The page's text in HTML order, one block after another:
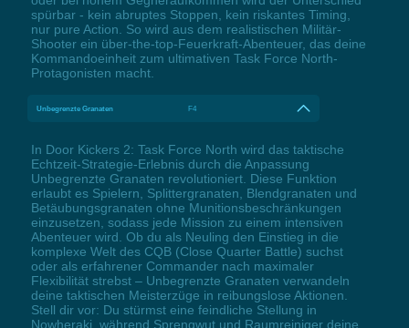
spürbar - kein abruptes Stoppen, kein riskantes Timing,
nur pure Action. So wird aus dem realistischen Militär-
Shooter ein über-the-top-Feuerkraft-Abenteuer, das deine
Kommandoeinheit zum ultimativen Task Force North-
Protagonisten macht.
Unbegrenzte Granaten F4
In Door Kickers 2: Task Force North wird das taktische
Echtzeit-Strategie-Erlebnis durch die Anpassung
Unbegrenzte Granaten revolutioniert. Diese Funktion
erlaubt es Spielern, Splittergranaten, Blendgranaten und
Betäubungsgranaten ohne Munitionsbeschränkungen
einzusetzen, sodass jede Mission zu einem intensiven
Abenteuer wird. Ob du als Neuling den Einstieg in die
komplexe Welt des CQB (Close Quarter Battle) suchst
oder als erfahrener Commander nach maximaler
Flexibilität strebst – Unbegrenzte Granaten verwandeln
deine taktischen Meisterzüge in reibungslose Aktionen.
Stell dir vor: Du stürmst eine feindliche Stellung in
Nowheraki, während Sprengwut und Raumreiniger deine